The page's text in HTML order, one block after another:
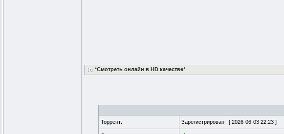
*Смотреть онлайн в HD качестве*
Торрент:
Зарегистрирован [ 2026-06-03 22:23 ]